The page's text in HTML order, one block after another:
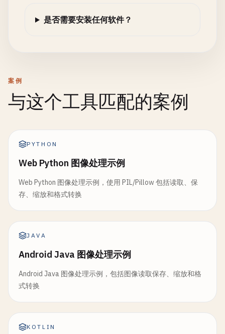
是否需要安装任何软件？
案例
与这个工具匹配的案例
PYTHON
Web Python 图像处理示例
Web Python 图像处理示例，使用 PIL/Pillow 包括读取、保
存、缩放和格式转换
JAVA
Android Java 图像处理示例
Android Java 图像处理示例，包括图像读取保存、缩放和格
式转换
KOTLIN